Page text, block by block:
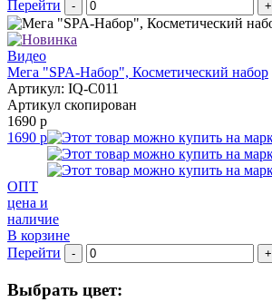
Перейти
- +
Видео
Мега "SPA-Набор", Косметический набор
Артикул: IQ-С011
Артикул скопирован
1690 р
1690 р
ОПТ
цена и
наличие
В корзине
Перейти
- +
Выбрать цвет: